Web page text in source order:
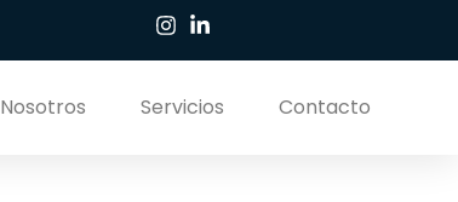
Nosotros Servicios Contacto